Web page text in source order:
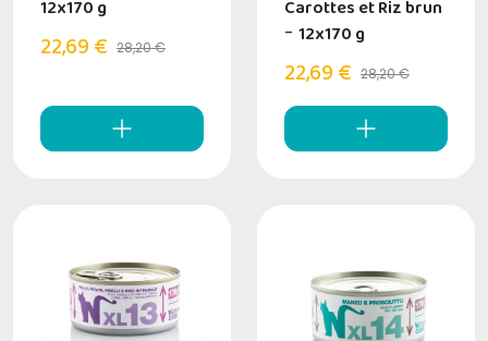
12x170 g
22,69 € 28,20 €
Carottes et Riz brun
- 12x170 g
22,69 € 28,20 €